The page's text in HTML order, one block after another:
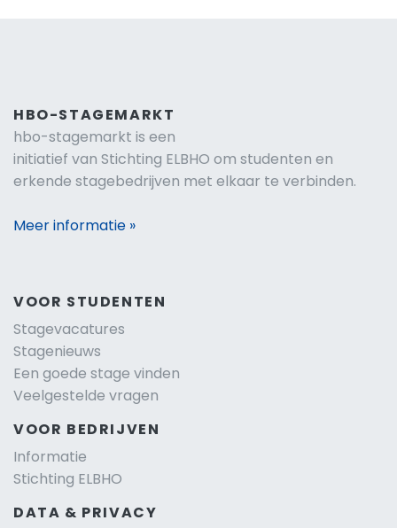
HBO-STAGEMARKT
hbo-stagemarkt is een
initiatief van Stichting ELBHO om studenten en
erkende stagebedrijven met elkaar te verbinden.
Meer informatie »
VOOR STUDENTEN
Stagevacatures
Stagenieuws
Een goede stage vinden
Veelgestelde vragen
VOOR BEDRIJVEN
Informatie
Stichting ELBHO
DATA & PRIVACY